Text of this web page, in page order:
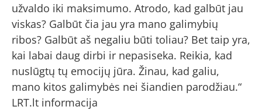
užvaldo iki maksimumo. Atrodo, kad galbūt jau
viskas? Galbūt čia jau yra mano galimybių
ribos? Galbūt aš negaliu būti toliau? Bet taip yra,
kai labai daug dirbi ir nepasiseka. Reikia, kad
nuslūgtų tų emocijų jūra. Žinau, kad galiu,
mano kitos galimybės nei šiandien parodžiau.“
LRT.lt informacija